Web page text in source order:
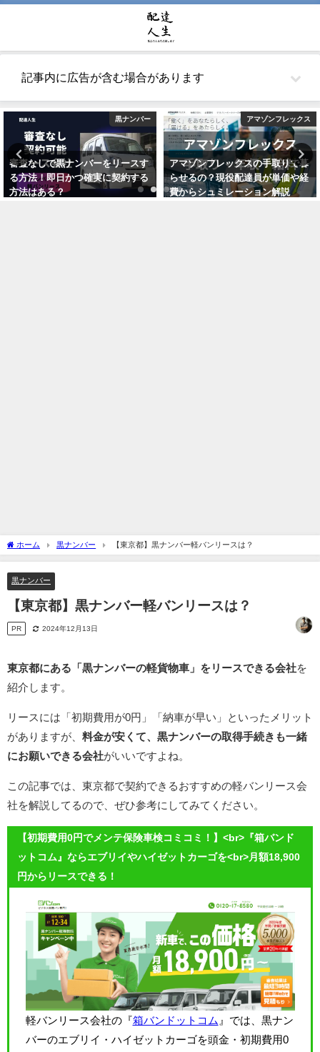
記事内に広告が含む場合があります
黒ナンバー
審査なしで黒ナンバーをリースす
る方法！即日かつ確実に契約する
方法はある？
アマゾンフレックス
アマゾンフレックスの手取りで暮
らせるの？現役配達員が単価や経
費からシュミレーション解説
ホーム 黒ナンバー 【東京都】黒ナンバー軽バンリースは？
黒ナンバー
【東京都】黒ナンバー軽バンリースは？
PR 2024年12月13日
東京都にある「黒ナンバーの軽貨物車」をリースできる会社を
紹介します。
リースには「初期費用が0円」「納車が早い」といったメリット
がありますが、 料金が安くて、黒ナンバーの取得手続きも一緒
にお願いできる会社がいいですよね。
この記事では、東京都で契約できるおすすめの軽バンリース会
社を解説してるので、ぜひ参考にしてみてください。
【初期費用0円でメンテ保険車検コミコミ！】<br>『箱バンド
ットコム』ならエブリイやハイゼットカーゴを<br>月額18,900
円からリースできる！
軽バンリース会社の『箱バンドットコム 』では、黒ナン
バーのエブリイ・ハイゼットカーゴを頭金・初期費用0